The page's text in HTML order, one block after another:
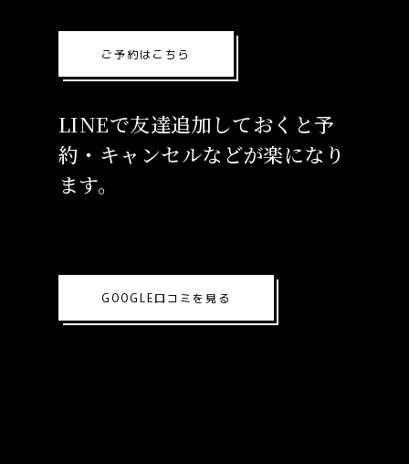
ご予約はこちら
LINEで友達追加しておくと予
約・キャンセルなどが楽になり
ます。
GOOGLE口コミを見る